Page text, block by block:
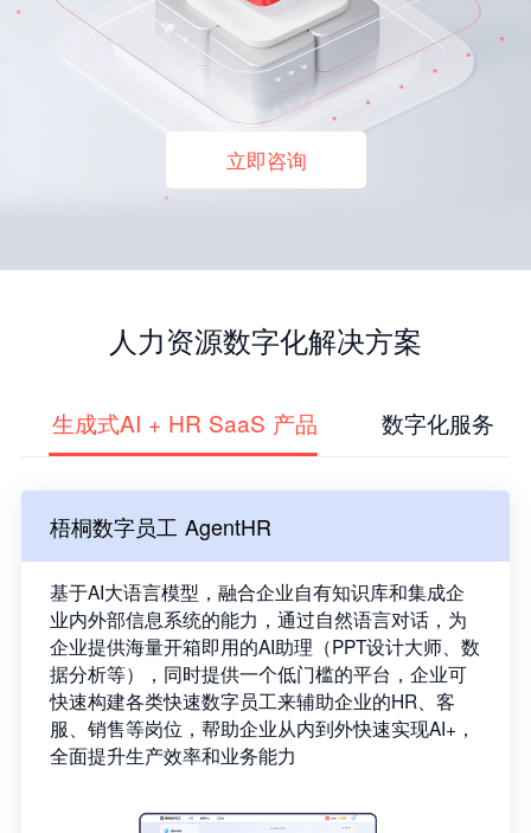
立即咨询
人力资源数字化解决方案
生成式AI + HR SaaS 产品 数字化服务
梧桐数字员工 AgentHR
基于AI大语言模型，融合企业自有知识库和集成企
业内外部信息系统的能力，通过自然语言对话，为
企业提供海量开箱即用的AI助理（PPT设计大师、数
据分析等），同时提供一个低门槛的平台，企业可
快速构建各类快速数字员工来辅助企业的HR、客
服、销售等岗位，帮助企业从内到外快速实现AI+，
全面提升生产效率和业务能力